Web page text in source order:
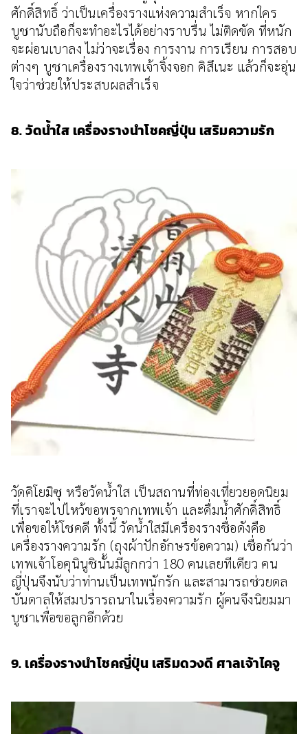
ศักดิ์สิทธิ์ ว่าเป็นเครื่องรางแห่งความสำเร็จ หากใคร
บูชานับถือก็จะทำอะไรได้อย่างราบรื่น ไม่ติดขัด ที่หนัก
จะผ่อนเบาลง ไม่ว่าจะเรื่อง การงาน การเรียน การสอบ
ต่างๆ บูชาเครื่องรางเทพเจ้าจิ้งจอก คิสึเนะ แล้วก็จะอุ่น
ใจว่าช่วยให้ประสบผลสำเร็จ
8. วัดน้ำใส เครื่องรางนำโชคญี่ปุ่น เสริมความรัก
วัดคิโยมิซุ หรือวัดน้ำใส เป็นสถานที่ท่องเที่ยวยอดนิยม
ที่เราจะไปไหว้ขอพรจากเทพเจ้า และดื่มน้ำศักดิ์สิทธิ์
เพื่อขอให้โชคดี ทั้งนี้ วัดน้ำใสมีเครื่องรางชื่อดังคือ
เครื่องรางความรัก (ถุงผ้าปักอักษรข้อความ) เชื่อกันว่า
เทพเจ้าโอคุนินูชินั้นมีลูกกว่า 180 คนเลยทีเดียว คน
ญี่ปุ่นจึงนับว่าท่านเป็นเทพนักรัก และสามารถช่วยดล
บันดาลให้สมปรารถนาในเรื่องความรัก ผู้คนจึงนิยมมา
บูชาเพื่อขอลูกอีกด้วย
9. เครื่องรางนำโชคญี่ปุ่น เสริมดวงดี ศาลเจ้าไคจู